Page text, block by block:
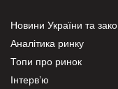
Новини України та
Аналітика ринку
Топи про ринок
Інтерв’ю